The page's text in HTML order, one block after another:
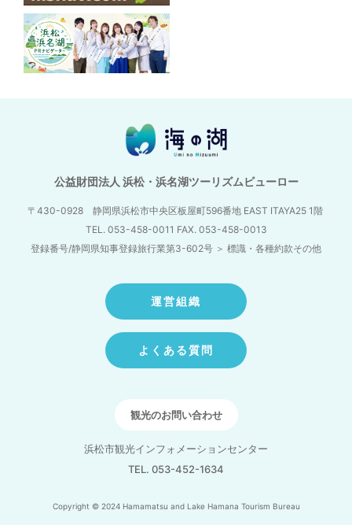
公益財団法人 浜松・浜名湖ツーリズムビューロー
〒430-0928 静岡県浜松市中央区板屋町596番地 EAST ITAYA25 1階
TEL. 053-458-0011 FAX. 053-458-0013
登録番号/静岡県知事登録旅行業第3-602号 ＞ 標識・各種約款その他
運営組織
よくある質問
観光のお問い合わせ
浜松市観光インフォメーションセンター
TEL. 053-452-1634
Copyright © 2024 Hamamatsu and Lake Hamana Tourism Bureau